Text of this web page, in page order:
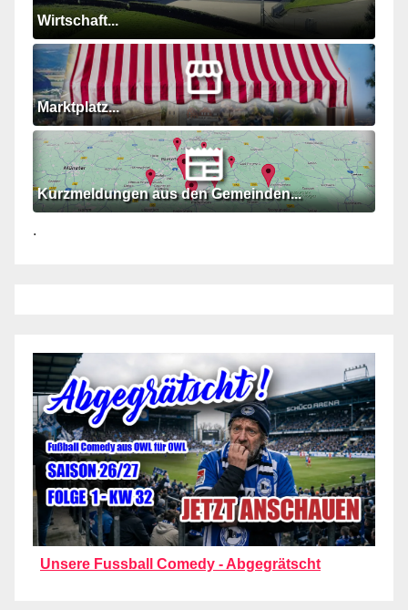
Wirtschaft...
Marktplatz...
Kurzmeldungen aus den Gemeinden...
.
Unsere Fussball Comedy - Abgegrätscht